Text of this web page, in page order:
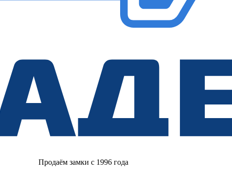
Продаём замки с 1996 года